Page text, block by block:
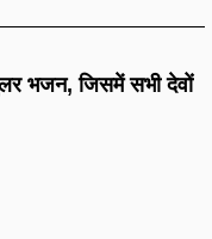
भजन, जिसमें सभी देवों